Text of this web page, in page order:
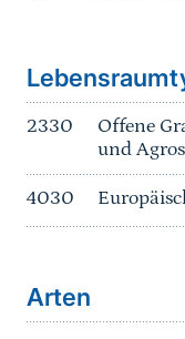
2330
Offene
und
4030
Arten